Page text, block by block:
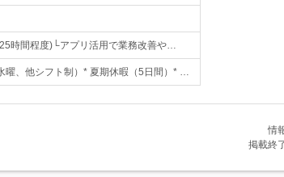
時間程度)└アプリ活用で業務改善や…
曜、他シフト制）* 夏期休暇（5日間）* …
情
掲載終